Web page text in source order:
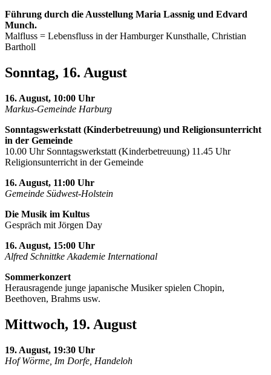
Führung durch die Ausstellung Maria Lassnig und Edvard
Munch.
Malfluss = Lebensfluss in der Hamburger Kunsthalle, Christian
Bartholl
Sonntag, 16. August
16. August, 10:00 Uhr
Markus-Gemeinde Harburg
Sonntagswerkstatt (Kinderbetreuung) und Religionsunterricht
in der Gemeinde
10.00 Uhr Sonntagswerkstatt (Kinderbetreuung) 11.45 Uhr
Religionsunterricht in der Gemeinde
16. August, 11:00 Uhr
Gemeinde Südwest-Holstein
Die Musik im Kultus
Gespräch mit Jörgen Day
16. August, 15:00 Uhr
Alfred Schnittke Akademie International
Sommerkonzert
Herausragende junge japanische Musiker spielen Chopin,
Beethoven, Brahms usw.
Mittwoch, 19. August
19. August, 19:30 Uhr
Hof Wörme, Im Dorfe, Handeloh